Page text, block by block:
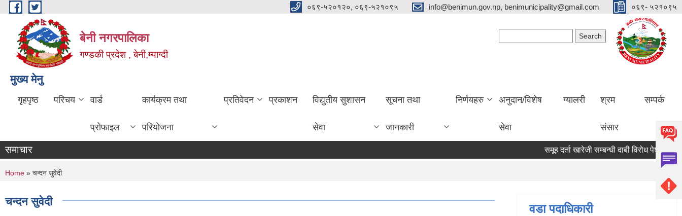
Skip to main content ०६९-५२०१२०, ०६९-५२१०९५ info@benimun.gov.np, benimunicipality@gmail.com ०६९- ५२१०९५
बेनी नगरपालिका
गण्डकी प्रदेश , बेनी,म्याग्दी
मुख्य मेनु
गृहपृष्ठ परिचय वार्ड
प्रोफाइल
कार्यक्रम तथा
परियोजना
प्रतिवेदन प्रकाशन विद्युतीय सुशासन
सेवा
सूचना तथा
जानकारी
निर्णयहरु अनुदान/विशेष
सेवा
ग्यालरी श्रम
संसार
सम्पर्क
समाचार समूह दर्ता खारेजी सम्बन्धी दाबी विरोध पेश गर्ने
You are here
Home » चन्दन सुवेदी
चन्दन सुवेदी
वडा पदाधिकारी